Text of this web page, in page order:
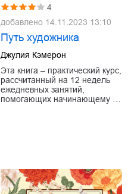
4
добавлено 14.11.2023 13:10
Путь художника
Джулия Кэмерон
Эта книга – практический курс,
рассчитанный на 12 недель
ежедневных занятий,
помогающих начинающему …